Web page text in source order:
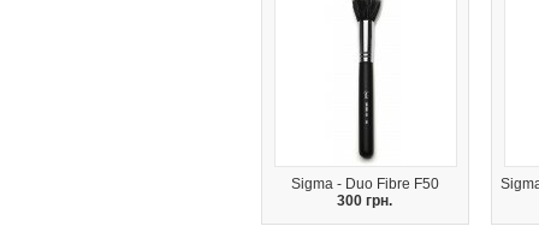
Sigma - Duo Fibre F50
300 грн.